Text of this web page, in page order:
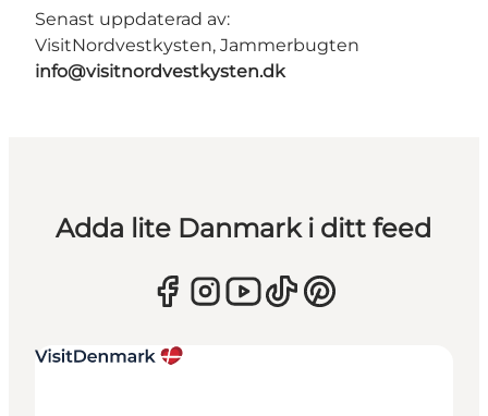
Senast uppdaterad av:
VisitNordvestkysten, Jammerbugten
info@visitnordvestkysten.dk
Adda lite Danmark i ditt feed